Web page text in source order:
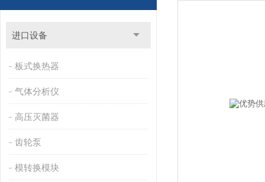
进口设备
板式换热器
气体分析仪
高压灭菌器
齿轮泵
模转换模块